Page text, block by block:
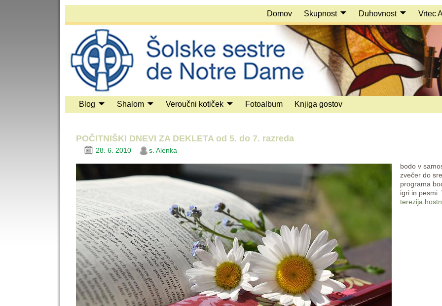
Domov Skupnost Duhovnost Vrtec
Blog Shalom Veroučni kotiček Fotoalbum Knjiga gostov
POČITNIŠKI DNEVI ZA DEKLETA od 5. do 7. razreda
28. 6. 2010
s. Alenka
bodo v
zvečer do
programa
igri in pesmi.